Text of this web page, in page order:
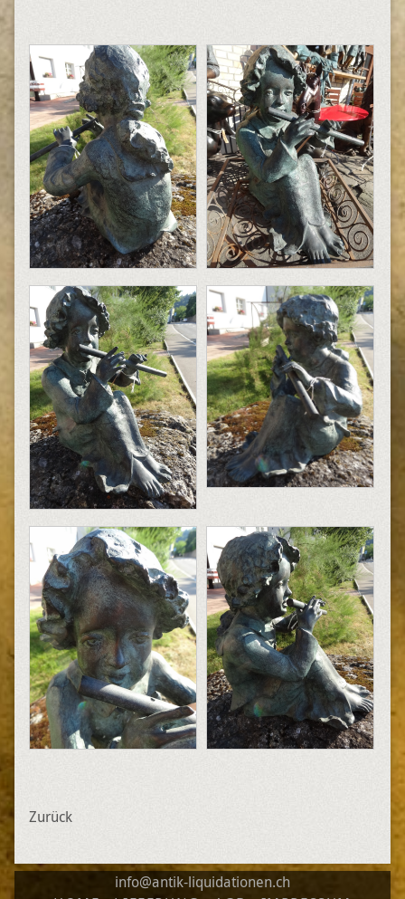
Zurück
info@antik-liquidationen.ch